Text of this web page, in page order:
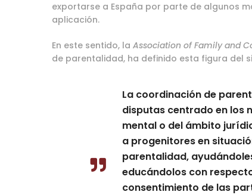
exportarse a España por parte de algunos
aplicación.
En este sentido, la Association of Family and
de parentalidad, ha definido esta figura del
La coordinación de
disputas centrado en los
mental o del ámbito
a progenitores en
parentalidad,
educándolos con
consentimiento de las